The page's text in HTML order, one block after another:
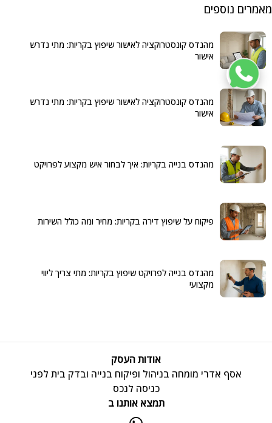
מאמרים נוספים
מהנדס קונסטרוקציה לאישור שיפוץ בקריות: מתי נדרש
אישור
מהנדס קונסטרוקציה לאישור שיפוץ בקריות: מתי נדרש
אישור
מהנדס בנייה בקריות: איך לבחור איש מקצוע לפרויקט
פיקוח על שיפוץ דירה בקריות: מחיר ומה כולל השירות
מהנדס בנייה לפרויקט שיפוץ בקריות: מתי צריך ליווי
מקצועי
אודות העסק
אסף אדרי מומחה בניהול ופיקוח בנייה ובדק בית לפני
כניסה לנכס
תמצא אותנו ב